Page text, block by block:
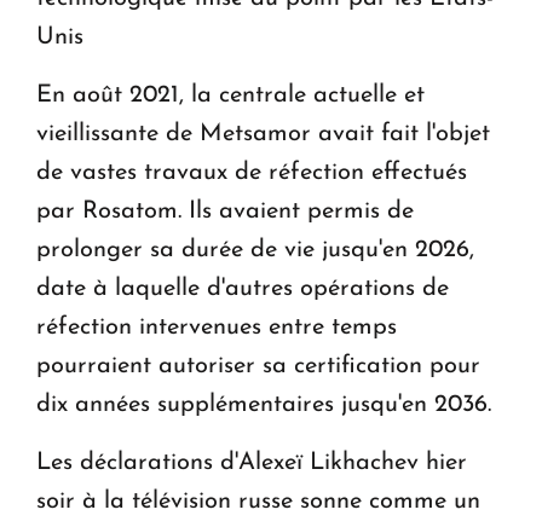
Unis
En août 2021, la centrale actuelle et
vieillissante de Metsamor avait fait l'objet
de vastes travaux de réfection effectués
par Rosatom. Ils avaient permis de
prolonger sa durée de vie jusqu'en 2026,
date à laquelle d'autres opérations de
réfection intervenues entre temps
pourraient autoriser sa certification pour
dix années supplémentaires jusqu'en 2036.
Les déclarations d'Alexeï Likhachev hier
soir à la télévision russe sonne comme un